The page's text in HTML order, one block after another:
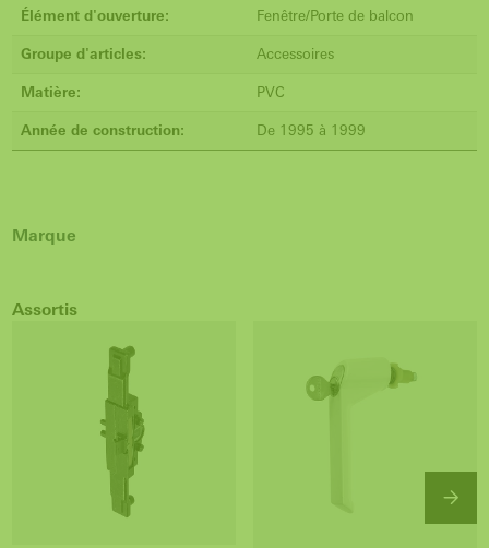
Élément d'ouverture: Fenêtre/Porte de balcon
Groupe d'articles: Accessoires
Matière: PVC
Année de construction: De 1995 à 1999
Marque
Assortis